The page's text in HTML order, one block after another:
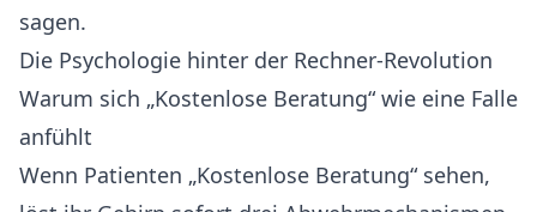
sagen.
Die Psychologie hinter der Rechner-Revolution
Warum sich „Kostenlose Beratung“ wie eine Falle
anfühlt
Wenn Patienten „Kostenlose Beratung“ sehen,